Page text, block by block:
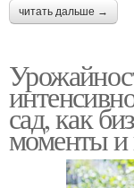
читать дальше →
сад, как
моменты и